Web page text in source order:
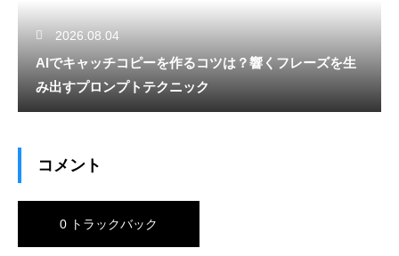
2026.08.04
AIでキャッチコピーを作るコツは？響くフレーズを生
み出すプロンプトテクニック
コメント
0 トラックバック